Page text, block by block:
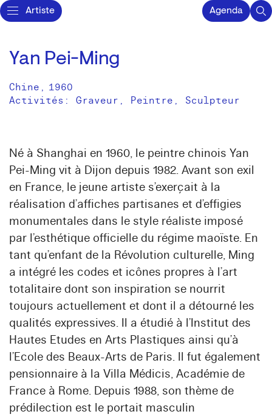
Artiste Agenda
Yan Pei-Ming
Chine , 1960
Activités: Graveur Peintre Sculpteur
Né à Shanghai en 1960, le peintre chinois Yan
Pei-Ming vit à Dijon depuis 1982. Avant son exil
en France, le jeune artiste s’exerçait à la
réalisation d’affiches partisanes et d’effigies
monumentales dans le style réaliste imposé
par l’esthétique officielle du régime maoïste. En
tant qu’enfant de la Révolution culturelle, Ming
a intégré les codes et icônes propres à l’art
totalitaire dont son inspiration se nourrit
toujours actuellement et dont il a détourné les
qualités expressives. Il a étudié à l’Institut des
Hautes Etudes en Arts Plastiques ainsi qu’à
l’Ecole des Beaux-Arts de Paris. Il fut également
pensionnaire à la Villa Médicis, Académie de
France à Rome. Depuis 1988, son thème de
prédilection est le portait masculin